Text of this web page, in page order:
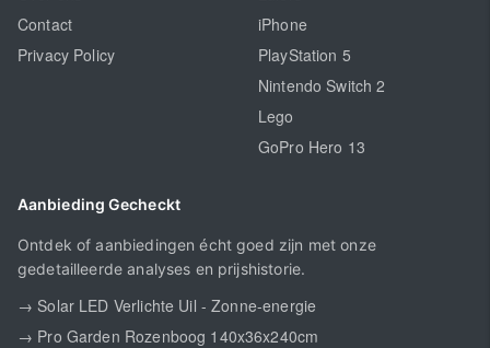
Contact
Privacy Policy
iPhone
PlayStation 5
Nintendo Switch 2
Lego
GoPro Hero 13
Aanbieding Gecheckt
Ontdek of aanbiedingen écht goed zijn met onze
gedetailleerde analyses en prijshistorie.
→ Solar LED Verlichte Uil - Zonne-energie
→ Pro Garden Rozenboog 140x36x240cm